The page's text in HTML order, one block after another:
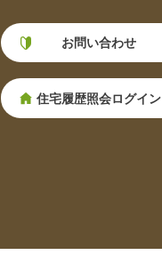
お問い合わせ
住宅履歴照会ログイン